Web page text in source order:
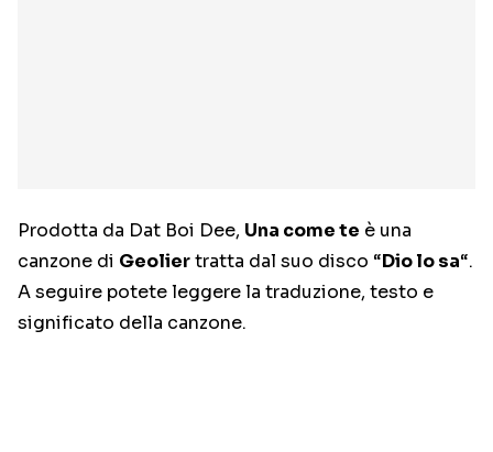
Prodotta da Dat Boi Dee, Una come te è una
canzone di Geoliertratta dal suo disco “Dio lo sa“.
A seguire potete leggere la traduzione, testo e
significato della canzone.